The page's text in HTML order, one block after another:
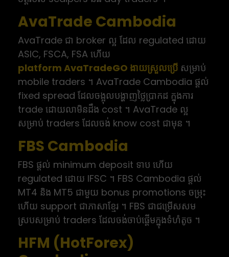
AvaTrade Cambodia
AvaTrade ជា broker ល្អ ដែល regulated ដោយ
ASIC, FSCA, FSA ហើយ
platform AvaTradeGO ងាយស្រួលប្រើ សម្រាប់
mobile traders ។ AvaTrade Cambodia ផ្តល់
fixed spread ដែលចង្អុលបង្ហាញថ្លៃប្រាកដ ក្នុងការ
trade ដោយលាមិនដឹង cost ។ AvaTrade ល្អ
សម្រាប់ traders ដែលចង់ know cost ជាមុន ។
FBS Cambodia
FBS ផ្តល់ minimum deposit ទាប ហើយ
regulated ដោយ IFSC ។ FBS Cambodia ផ្តល់
MT4 និង MT5 ជាមួយ bonus promotions ចម្រុះ
ហើយ support ជាភាសាខ្មែរ ។ FBS ជាជម្រើសសម
ស្របសម្រាប់ traders ដែលចង់ចាប់ផ្តើមក្នុងទំហំតូច ។
HFM (HotForex)